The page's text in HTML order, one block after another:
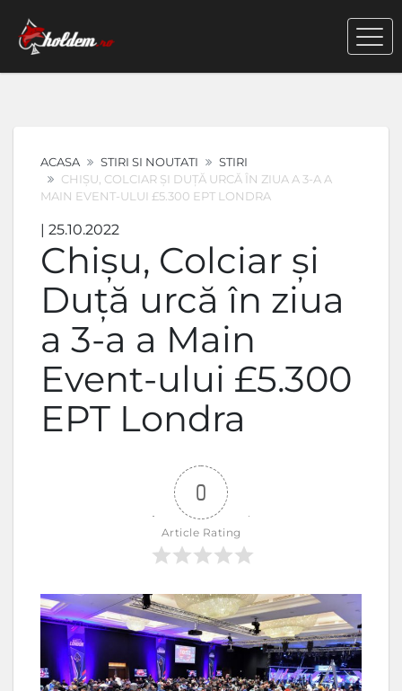
ACASA STIRI SI NOUTATI
STIRI
CHIȘU, COLCIAR ȘI DUȚĂ URCĂ ÎN ZIUA A 3-A A
MAIN EVENT-ULUI £5.300 EPT LONDRA
| 25.10.2022
Chișu, Colciar și
Duță urcă în ziua
a 3-a a Main
Event-ului £5.300
EPT Londra
0
Article Rating